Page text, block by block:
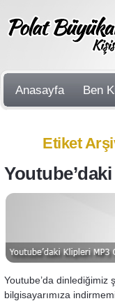
Anasayfa Ben
Etiket
Youtube’da dinlediğimiz
bilgisayarımıza